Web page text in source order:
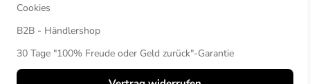
Cookies
B2B - Händlershop
30 Tage "100% Freude oder Geld zurück"-Garantie